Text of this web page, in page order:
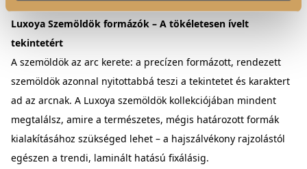
Luxoya Szemöldök formázók – A tökéletesen ívelt
tekintetért
A szemöldök az arc kerete: a precízen formázott, rendezett
szemöldök azonnal nyitottabbá teszi a tekintetet és karaktert
ad az arcnak. A Luxoya szemöldök kollekciójában mindent
megtalálsz, amire a természetes, mégis határozott formák
kialakításához szükséged lehet – a hajszálvékony rajzolástól
egészen a trendi, laminált hatású fixálásig.